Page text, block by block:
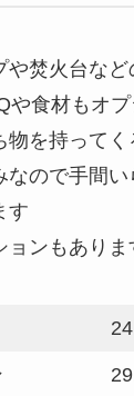
や焚火台な
や食材もオ
物を持って
なので手間
す
ンもありま